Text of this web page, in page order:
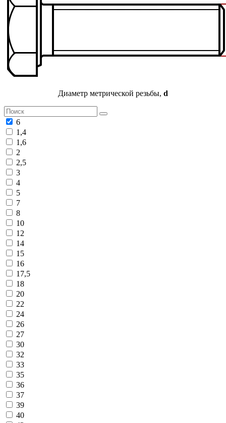
Диаметр метрической резьбы, d
6
1,4
1,6
2
2,5
3
4
5
7
8
10
12
14
15
16
17,5
18
20
22
24
26
27
30
32
33
35
36
37
39
40